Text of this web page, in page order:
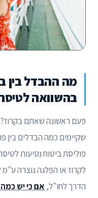
מה ההבדל בין
בהשוואה
פעם ראשונה שאתם
שקיימים כמה הבדלים בין
פוליסת ביטוח נסיעות
לקרוז או הפלגה נוצרה
הדרך לחו"ל, אם כי יש